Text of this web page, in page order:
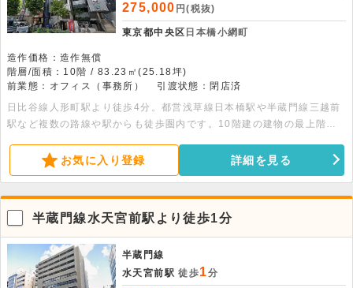
275,000 円(税抜)
東京都中央区 日本橋小網町
造作価格：造作無償
階層/面積：10階 / 83.23㎡(25.18坪)
前業態：オフィス（事務所）
引渡状態：閉店済
日比谷線人形町駅より徒歩4分。都営浅草線日本橋駅や半蔵門線三越前
駅など複数の路線や駅からも徒歩圏内です。10階建の建物の最上階、
備です。
お気に入り登録 詳細を見る
半蔵門線水天宮前駅より徒歩1分
半蔵門線
水天宮前駅 徒歩1分